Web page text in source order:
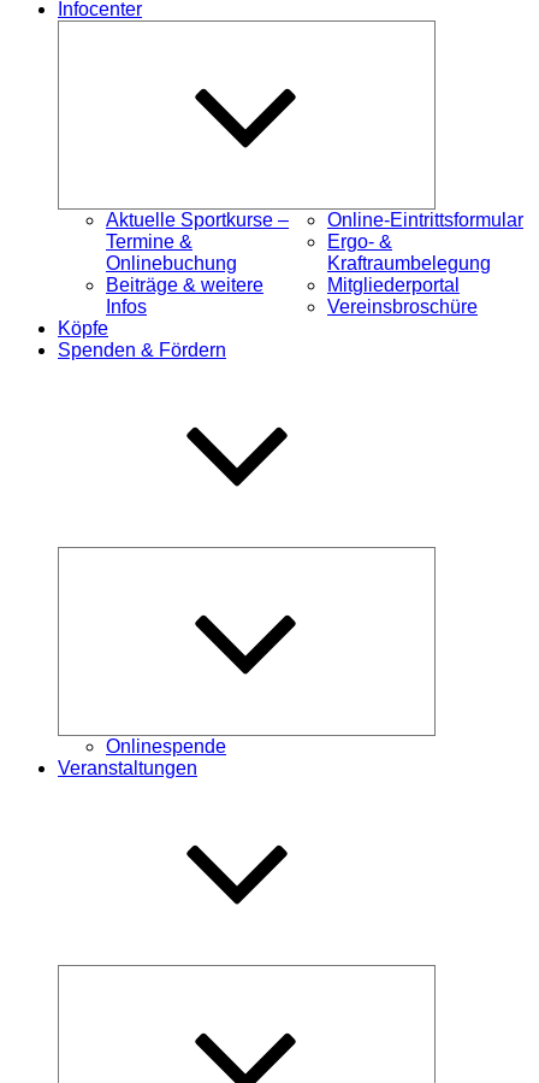
Infocenter
Aktuelle Sportkurse –
Termine &
Onlinebuchung
Beiträge & weitere
Infos
Online-Eintrittsformular
Ergo- &
Kraftraumbelegung
Mitgliederportal
Vereinsbroschüre
Köpfe
Spenden & Fördern
Onlinespende
Veranstaltungen